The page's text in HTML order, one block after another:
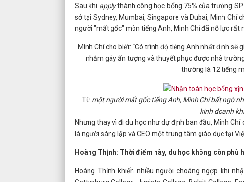
Sau khi applythành công học bổng 75% của trường
sở tại Sydney, Mumbai, Singapore và Dubai, Minh
người "mất gốc" môn tiếng Anh, Minh Chí đã nỗ lực rất
Minh Chí cho biết: “Có trình độ tiếng Anh nhất định
nhằm gây ấn tượng và thuyết phục được nhà
thường là 12 tiếng
Từ một người mất gốc tiếng Anh, Minh Chí bất ngờ
kinh doanh
Nhưng thay vì đi du học như dự định ban đầu, Minh Chí
là người sáng lập và CEO một trung tâm giáo dục tại
Hoàng Thịnh: Thời điểm này, du học không còn phù
Hoàng Thịnh khiến nhiều người choáng ngợp khi